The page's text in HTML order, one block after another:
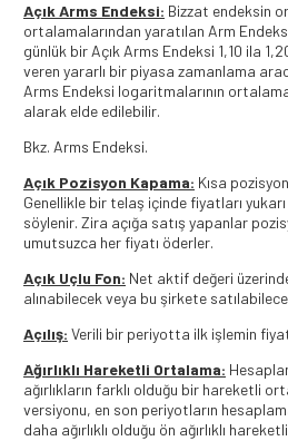
Açık Arms Endeksi: Bizzat endeksin
ortalamalarından yaratılan Arm
günlük bir Açık Arms Endeksi 1,10 ila
veren yararlı bir piyasa zamanlama
Arms Endeksi logaritmalarının
alarak elde edilebilir.
Bkz. Arms Endeksi.
Açık Pozisyon Kapama: Kısa
Genellikle bir telaş içinde fiyatları
söylenir. Zira açığa satış yapanlar
umutsuzca her fiyatı öderler.
Açık Uçlu Fon: Net aktif değeri
alınabilecek veya bu şirkete
Açılış: Verili bir periyotta ilk işlemin
Ağırlıklı Hareketli Ortalama:
ağırlıkların farklı olduğu bir hareketli
versiyonu, en son periyotların
daha ağırlıklı olduğu ön ağırlıklı